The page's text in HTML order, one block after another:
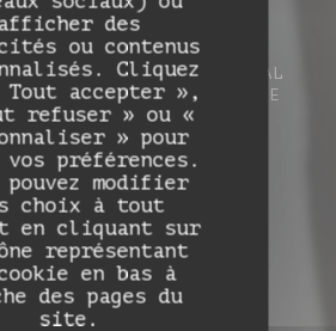
afficher des
ou contenus
Cliquez
Tout accepter »,
refuser » ou «
» pour
préférences.
pouvez modifier
choix à tout
en cliquant sur
représentant
en bas à
des pages du
site.
1 RUE DU MARÉCHAL
SAINT-OMER-EN-CHAUSSÉE
de Monceaux